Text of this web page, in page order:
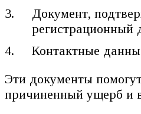
Документ,
регистрационный
Контактные
Эти документы
причиненный ущерб и